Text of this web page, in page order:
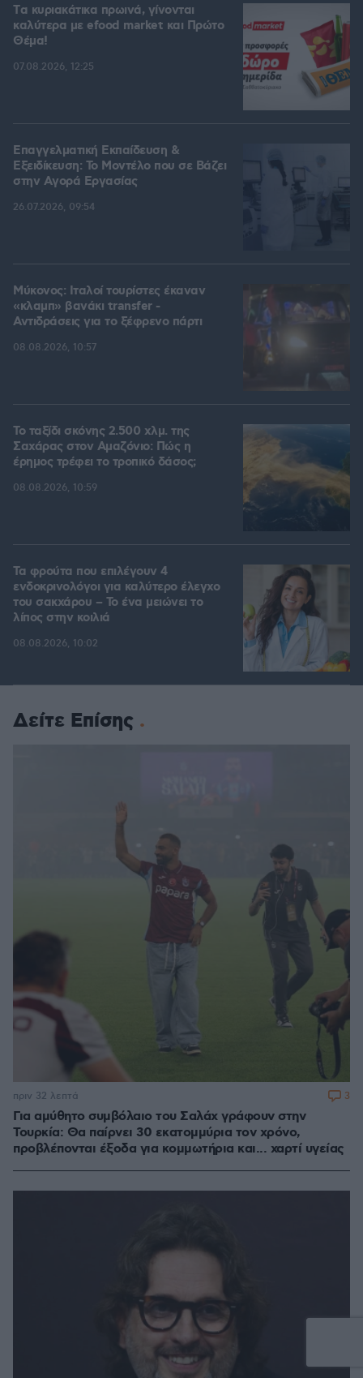
Tα κυριακάτικα πρωινά, γίνονται
καλύτερα με efood market και Πρώτο
Θέμα!
07.08.2026, 12:25
Επαγγελματική Εκπαίδευση &
Εξειδίκευση: Το Mοντέλο που σε Bάζει
στην Aγορά Eργασίας
26.07.2026, 09:54
Μύκονος: Ιταλοί τουρίστες έκαναν
«κλαμπ» βανάκι transfer -
Αντιδράσεις για το ξέφρενο πάρτι
08.08.2026, 10:57
Το ταξίδι σκόνης 2.500 χλμ. της
Σαχάρας στον Αμαζόνιο: Πώς η
έρημος τρέφει το τροπικό δάσος;
08.08.2026, 10:59
Τα φρούτα που επιλέγουν 4
ενδοκρινολόγοι για καλύτερο έλεγχο
του σακχάρου – Το ένα μειώνει το
λίπος στην κοιλιά
08.08.2026, 10:02
Δείτε Επίσης
Για αμύθητο συμβόλαιο του Σαλάχ γράφουν στην
Τουρκία: Θα παίρνει 30 εκατομμύρια τον χρόνο,
προβλέπονται έξοδα για κομμωτήρια και... χαρτί υγείας
πριν 32 λεπτά 3